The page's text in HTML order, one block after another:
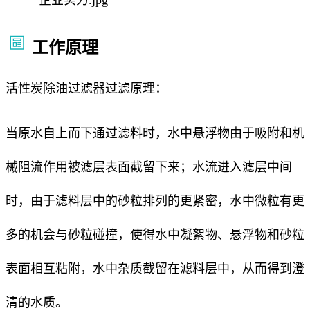
工作原理
活性炭除油过滤器过滤原理：
当原水自上而下通过滤料时，水中悬浮物由于吸附和机
械阻流作用被滤层表面截留下来；水流进入滤层中间
时，由于滤料层中的砂粒排列的更紧密，水中微粒有更
多的机会与砂粒碰撞，使得水中凝絮物、悬浮物和砂粒
表面相互粘附，水中杂质截留在滤料层中，从而得到澄
清的水质。